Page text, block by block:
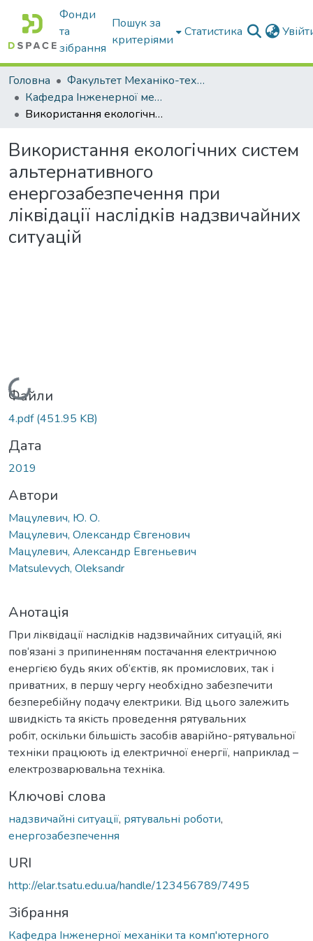
Фонди
та
зібрання
Пошук за
критеріями
Статистика
Головна
Факультет Механіко-технологічний
Кафедра Інженерної механіки та комп'ютерного проектування
Використання екологічних систем альтернативного енергозабезпечення при ліквідації наслідків надзвичайних ситуацій
Використання екологічних систем
альтернативного
енергозабезпечення при
ліквідації наслідків надзвичайних
ситуацій
Вантажиться...
Файли
4.pdf(451.95 KB)
Дата
2019
Автори
Мацулевич, Ю. О.
Мацулевич, Олександр Євгенович
Мацулевич, Александр Евгеньевич
Matsulevych, Oleksandr
Анотація
При ліквідації наслідків надзвичайних ситуацій, які
пов‘язані з припиненням постачання електричною
енергією будь яких об‘єктів, як промислових, так і
приватних, в першу чергу необхідно забезпечити
безперебійну подачу електрики. Від цього залежить
швидкість та якість проведення рятувальних
робіт, оскільки більшість засобів аварійно-рятувальної
техніки працюють ід електричної енергії, наприклад –
електрозварювальна техніка.
Ключові слова
надзвичайні ситуації, рятувальні роботи,
енергозабезпечення
URI
http://elar.tsatu.edu.ua/handle/123456789/7495
Зібрання
Кафедра Інженерної механіки та комп'ютерного